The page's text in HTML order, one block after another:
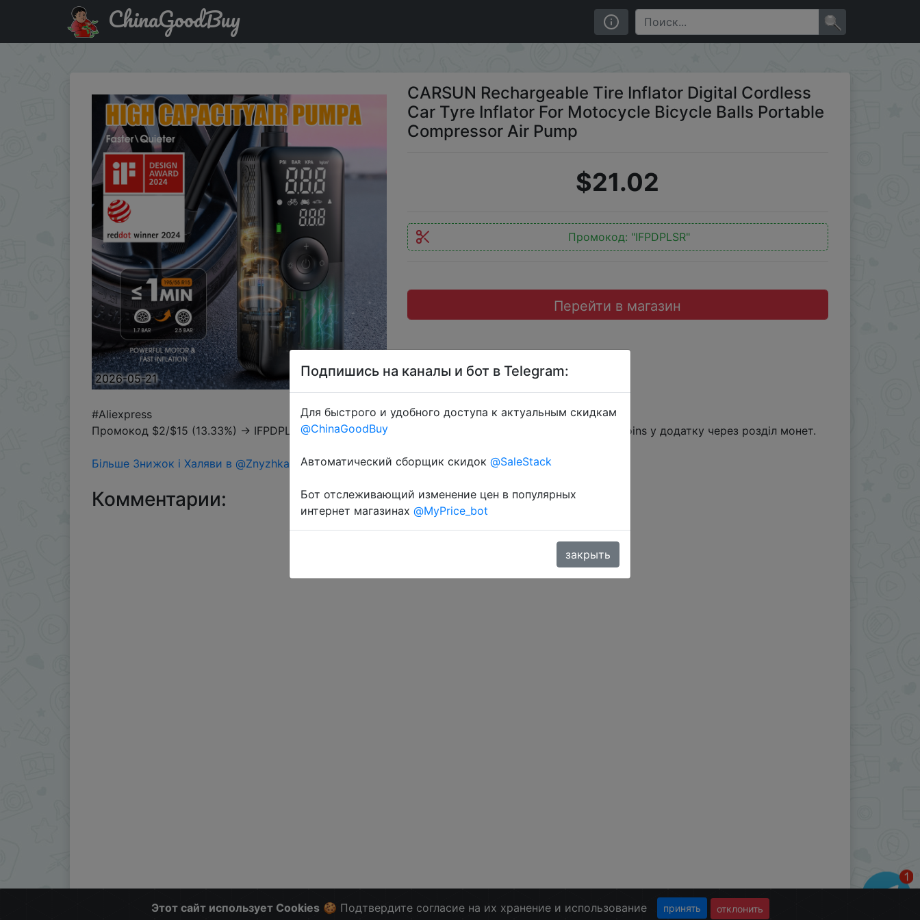
Купить с промокодом :IFPDPLSR CARSUN Rechargeable Tire Inflator Digital Cordless Car Tyre Inflator For Motocycle Bicycle Balls Portable Compressor Air Pump
ChinaGoodBuy
2026-05-21
CARSUN Rechargeable Tire Inflator Digital Cordless
Car Tyre Inflator For Motocycle Bicycle Balls Portable
Compressor Air Pump
$21.02
Промокод: "IFPDPLSR"
Перейти в магазин
#Aliexpress
Промокод $2/$15 (13.33%) → IFPDPLSR, IFPJLLGQ, IFPT8Y2C, IFPHXAB6 + знижка монетками 118 Coins у додатку через розділ монет.
Більше Знижок і Халяви в @ZnyzhkaUA
Комментарии:
Этот сайт использует Cookies🍪 Подтвердите согласие на их хранение и использование принять отклонить
Подпишись на каналы и бот в Telegram:
Для быстрого и удобного доступа к актуальным скидкам
@ChinaGoodBuy
Автоматический сборщик скидок @SaleStack
Бот отслеживающий изменение цен в популярных
интернет магазинах @MyPrice_bot
закрыть